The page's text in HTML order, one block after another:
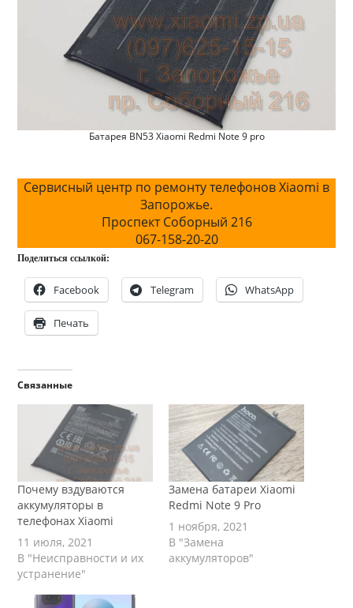
Батарея BN53 Xiaomi Redmi Note 9 pro
Сервисный центр по ремонту телефонов Xiaomi в
Запорожье.
Проспект Соборный 216
067-158-20-20
Поделиться ссылкой:
Facebook Telegram WhatsApp
Печать
Связанные
Почему вздуваются
аккумуляторы в
телефонах Xiaomi
11 июля, 2021
В "Неисправности и их
устранение"
Замена батареи Xiaomi
Redmi Note 9 Pro
1 ноября, 2021
В "Замена
аккумуляторов"